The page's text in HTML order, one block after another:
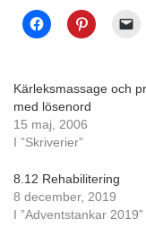
Kärleksmassage och
med lösenord
15 maj, 2006
I ”Skriverier”
8.12 Rehabilitering
8 december, 2019
I ”Adventstankar 2019”